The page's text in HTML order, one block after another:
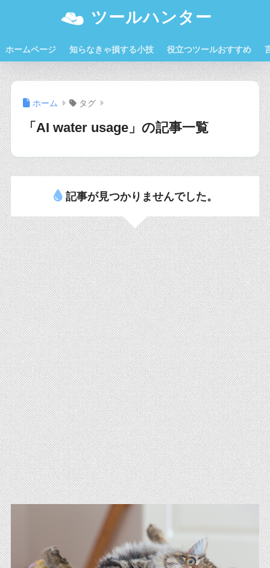
ツールハンター
ホームページ 知らなきゃ損する小技 役立つツールおすすめ
ホーム タグ
「AI water usage」の記事一覧
記事が見つかりませんでした。